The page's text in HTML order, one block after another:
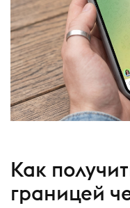
Как
границей